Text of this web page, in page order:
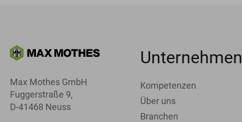
Max Mothes GmbH
Fuggerstraße 9,
D-41468 Neuss
Unternehmen
Kompetenzen
Über uns
Branchen